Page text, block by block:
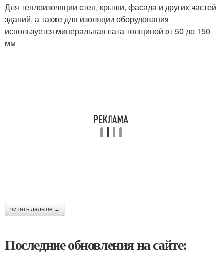
Для теплоизоляции стен, крыши, фасада и других частей
зданий, а также для изоляции оборудования
используется минеральная вата толщиной от 50 до 150
мм
читать дальше →
Последние обновления на сайте: